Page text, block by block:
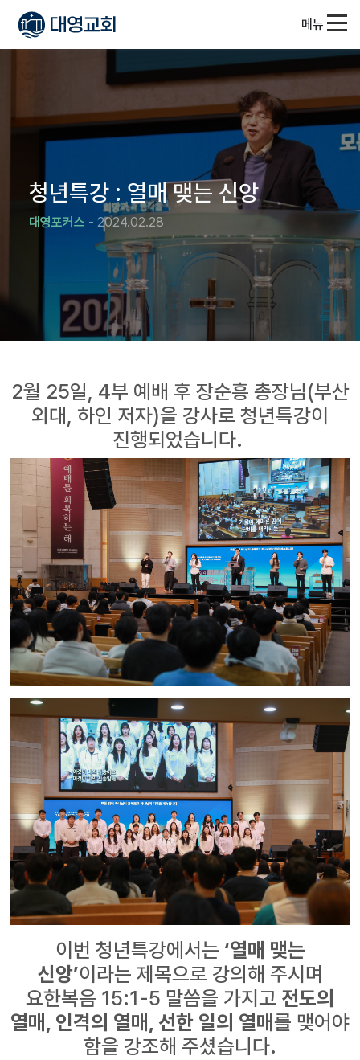
메뉴
청년특강 : 열매 맺는 신앙
대영포커스 - 2024.02.28
2월 25일, 4부 예배 후 장순흥 총장님(부산
외대, 하인 저자)을 강사로 청년특강이
진행되었습니다.
이번 청년특강에서는 ‘열매 맺는
신앙’이라는 제목으로 강의해 주시며
요한복음 15:1-5 말씀을 가지고 전도의
열매, 인격의 열매, 선한 일의 열매를 맺어야
함을 강조해 주셨습니다.